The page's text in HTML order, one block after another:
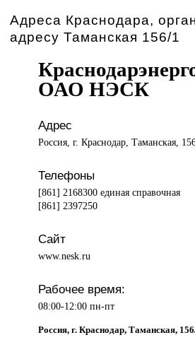
Адреса Краснодара,
адресу Таманская 156/1
ОАО НЭСК
Адрес
Россия, г. Краснодар, Таманская,
Телефоны
[861] 2168300 единая справочная
[861] 2397250
Сайт
www.nesk.ru
Рабочее время:
08:00-12:00 пн-пт
Россия, г. Краснодар, Таманская,